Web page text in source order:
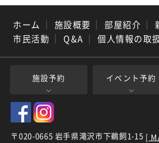
ホーム ｜ 施設概要 ｜ 部屋紹介 ｜
市民活動 ｜ Q&A ｜ 個人情報の取
施設予約 イベント予約
〒020-0665 岩手県滝沢市下鵜飼1-15 [